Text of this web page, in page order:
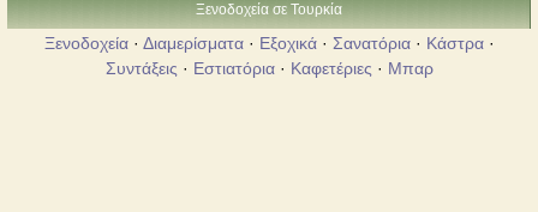
Discovery
Αγροικία
Ξενοδοχεία σε Τουρκία
Ξενοδοχεία· Διαμερίσματα· Εξοχικά· Σανατόρια· Κάστρα·
Συντάξεις · Εστιατόρια· Καφετέριες · Μπαρ